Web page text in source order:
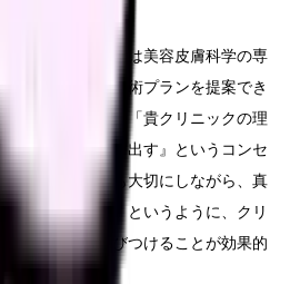
ながら、将来的には美容皮膚科学の専
とりに最適な施術プランを提案でき
考えています」「貴クリニックの理
の美しさを引き出す』というコンセ
んの心のケアも大切にしながら、真
いきたいです」というように、クリ
ビジョンを結びつけることが効果的